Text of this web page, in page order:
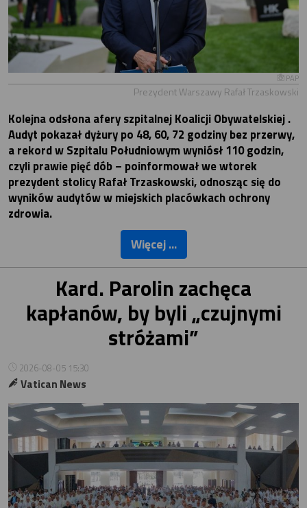
PAP
Prezydent Warszawy Rafał Trzaskowski
Kolejna odsłona afery szpitalnej Koalicji Obywatelskiej .
Audyt pokazał dyżury po 48, 60, 72 godziny bez przerwy,
a rekord w Szpitalu Południowym wyniósł 110 godzin,
czyli prawie pięć dób – poinformował we wtorek
prezydent stolicy Rafał Trzaskowski, odnosząc się do
wyników audytów w miejskich placówkach ochrony
zdrowia.
Więcej ...
Kard. Parolin zachęca
kapłanów, by byli „czujnymi
stróżami”
2026-08-05 15:30
Vatican News